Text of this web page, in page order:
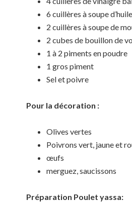
6 cuillères à soupe d’huile
2 cuillères à soupe de
2 cubes de bouillon de
1 à 2 piments en poudre
1 gros piment
Sel et poivre
Pour la décoration :
Olives vertes
Poivrons vert, jaune et
œufs
merguez, saucissons
Préparation Poulet yassa: